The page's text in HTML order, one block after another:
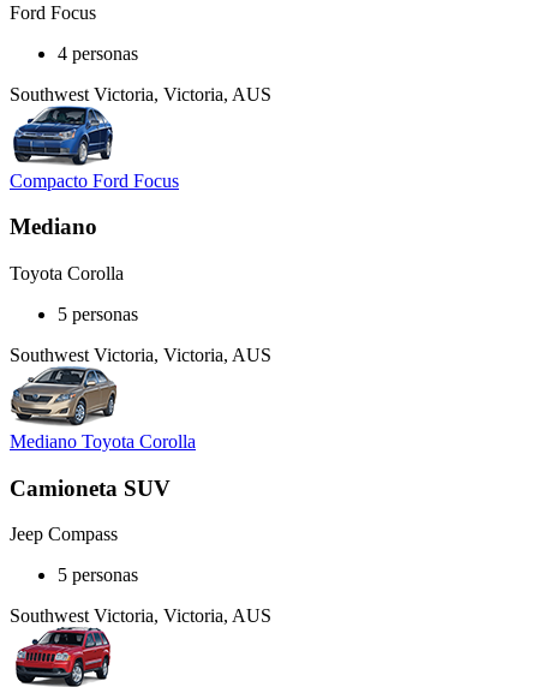
Ford Focus
4 personas
Southwest Victoria, Victoria, AUS
Compacto Ford Focus
Mediano
Toyota Corolla
5 personas
Southwest Victoria, Victoria, AUS
Mediano Toyota Corolla
Camioneta SUV
Jeep Compass
5 personas
Southwest Victoria, Victoria, AUS